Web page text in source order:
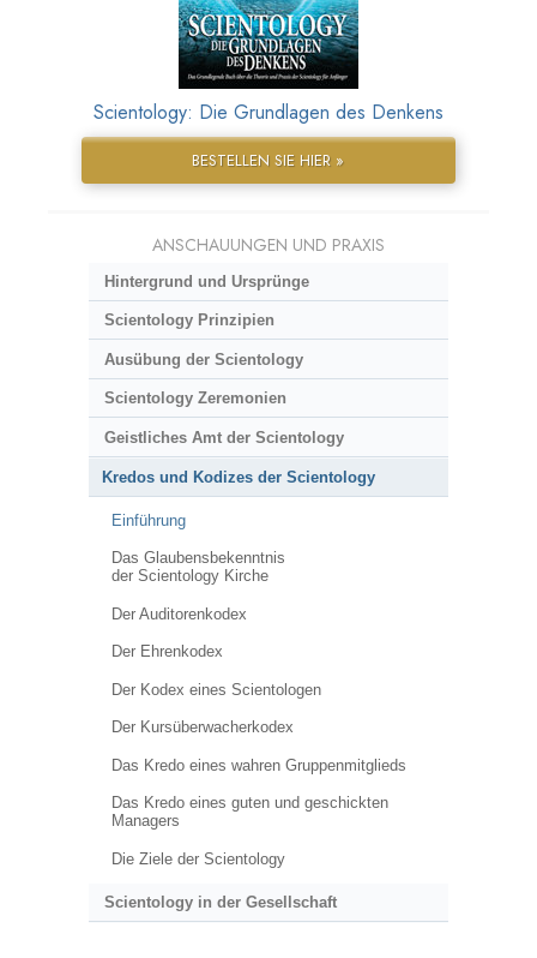
Scientology: Die Grundlagen des Denkens
BESTELLEN SIE HIER »
ANSCHAUUNGEN UND PRAXIS
Hintergrund und Ursprünge
Scientology Prinzipien
Ausübung der Scientology
Scientology Zeremonien
Geistliches Amt der Scientology
Kredos und Kodizes der Scientology
Einführung
Das Glaubensbekenntnis
der Scientology Kirche
Der Auditorenkodex
Der Ehrenkodex
Der Kodex eines Scientologen
Der Kursüberwacherkodex
Das Kredo eines wahren Gruppenmitglieds
Das Kredo eines guten und geschickten
Managers
Die Ziele der Scientology
Scientology in der Gesellschaft